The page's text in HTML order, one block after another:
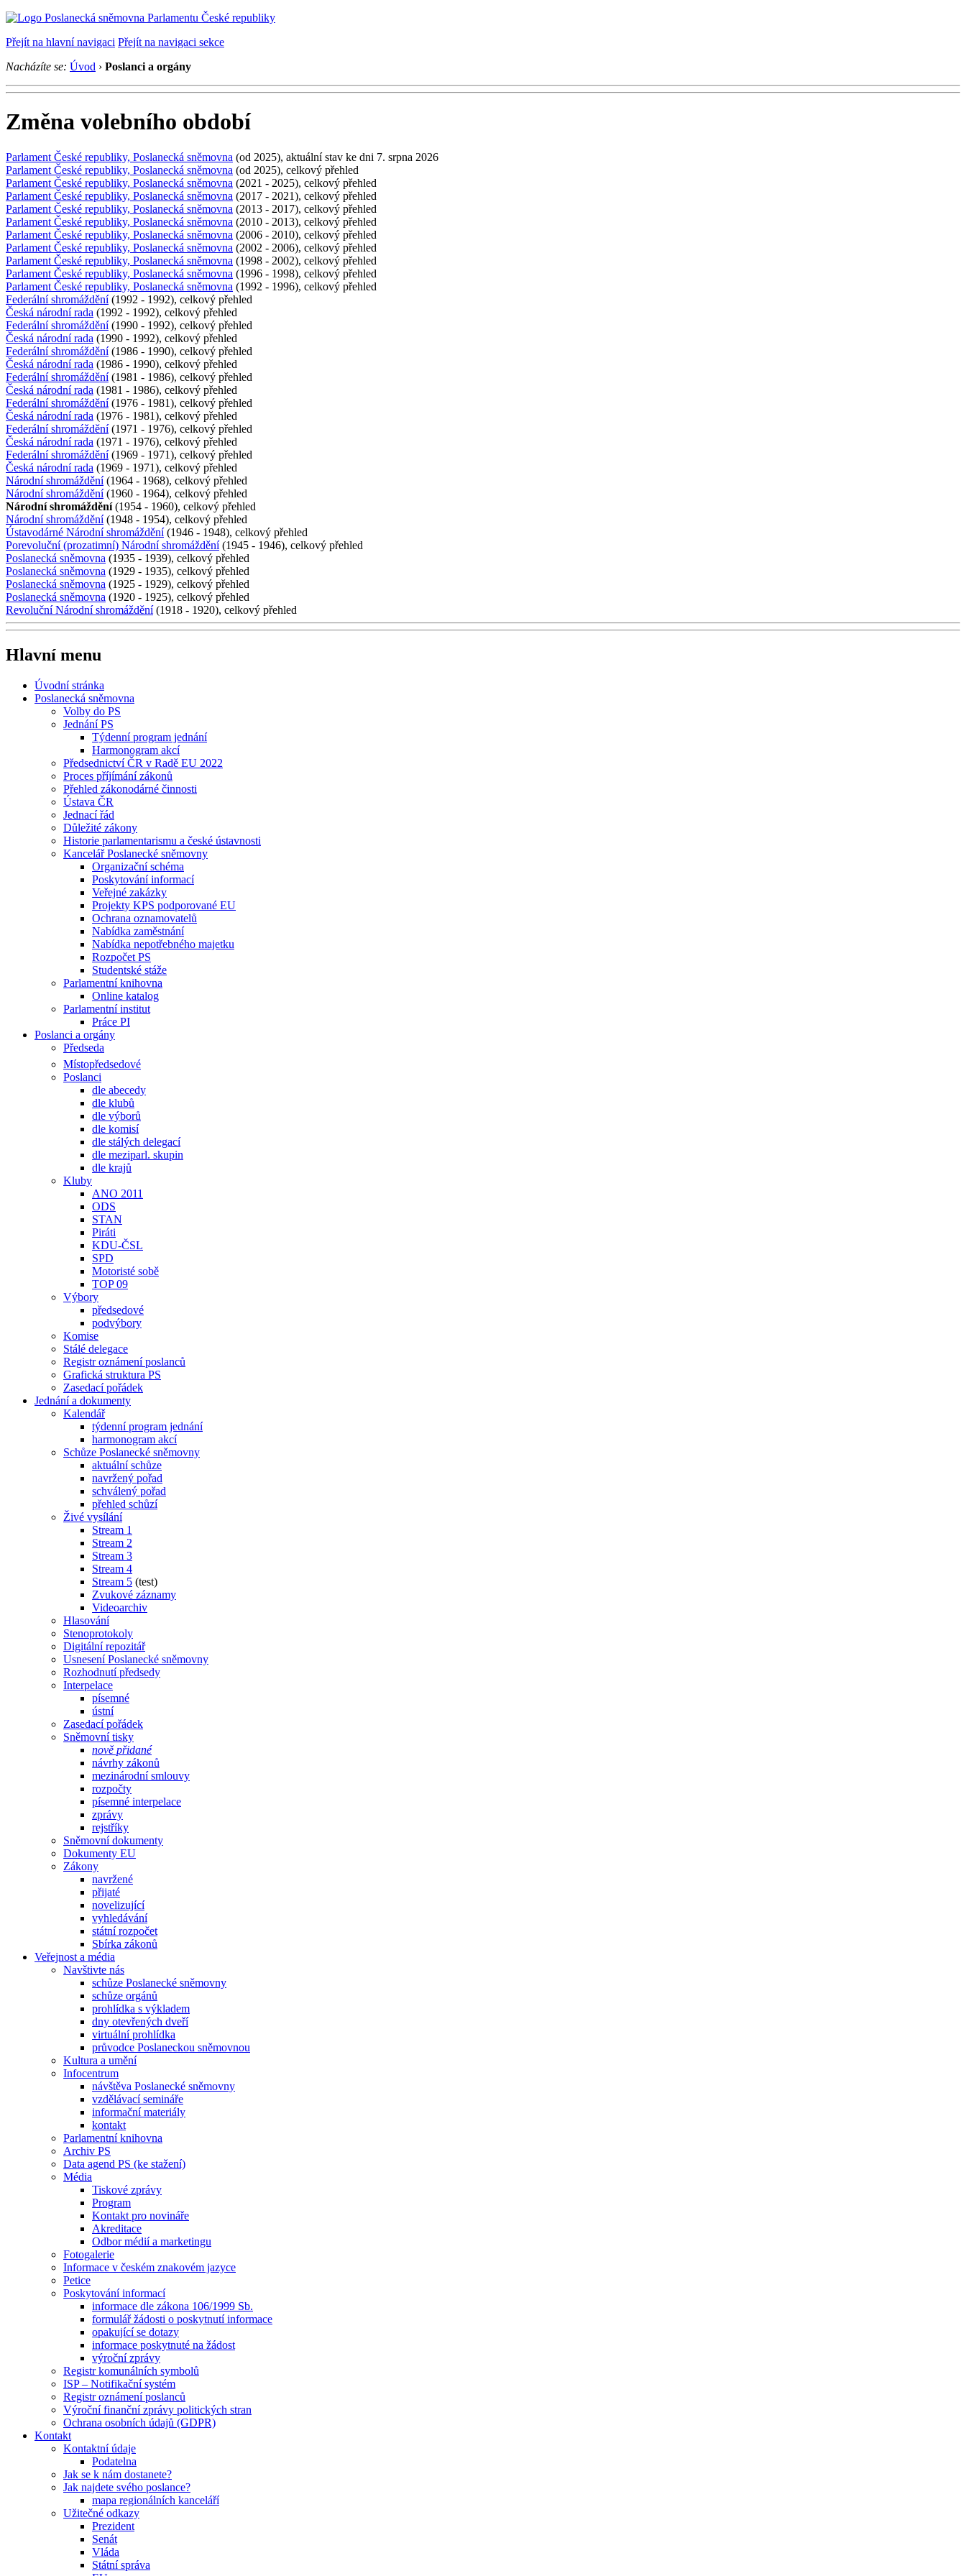
Přejít na hlavní navigaci Přejít na navigaci sekce
Nacházíte se: Úvod › Poslanci a orgány
Změna volebního období
Parlament České republiky, Poslanecká sněmovna (od 2025), aktuální stav ke dni 7. srpna 2026
Parlament České republiky, Poslanecká sněmovna (od 2025), celkový přehled
Parlament České republiky, Poslanecká sněmovna (2021 - 2025), celkový přehled
Parlament České republiky, Poslanecká sněmovna (2017 - 2021), celkový přehled
Parlament České republiky, Poslanecká sněmovna (2013 - 2017), celkový přehled
Parlament České republiky, Poslanecká sněmovna (2010 - 2013), celkový přehled
Parlament České republiky, Poslanecká sněmovna (2006 - 2010), celkový přehled
Parlament České republiky, Poslanecká sněmovna (2002 - 2006), celkový přehled
Parlament České republiky, Poslanecká sněmovna (1998 - 2002), celkový přehled
Parlament České republiky, Poslanecká sněmovna (1996 - 1998), celkový přehled
Parlament České republiky, Poslanecká sněmovna (1992 - 1996), celkový přehled
Federální shromáždění(1992 - 1992), celkový přehled
Česká národní rada (1992 - 1992), celkový přehled
Federální shromáždění(1990 - 1992), celkový přehled
Česká národní rada (1990 - 1992), celkový přehled
Federální shromáždění(1986 - 1990), celkový přehled
Česká národní rada (1986 - 1990), celkový přehled
Federální shromáždění(1981 - 1986), celkový přehled
Česká národní rada (1981 - 1986), celkový přehled
Federální shromáždění(1976 - 1981), celkový přehled
Česká národní rada (1976 - 1981), celkový přehled
Federální shromáždění(1971 - 1976), celkový přehled
Česká národní rada (1971 - 1976), celkový přehled
Federální shromáždění(1969 - 1971), celkový přehled
Česká národní rada (1969 - 1971), celkový přehled
Národní shromáždění(1964 - 1968), celkový přehled
Národní shromáždění(1960 - 1964), celkový přehled
Národní shromáždění(1954 - 1960), celkový přehled
Národní shromáždění(1948 - 1954), celkový přehled
Ústavodárné Národní shromáždění(1946 - 1948), celkový přehled
Porevoluční (prozatimní) Národní shromáždění(1945 - 1946), celkový přehled
Poslanecká sněmovna (1935 - 1939), celkový přehled
Poslanecká sněmovna (1929 - 1935), celkový přehled
Poslanecká sněmovna (1925 - 1929), celkový přehled
Poslanecká sněmovna (1920 - 1925), celkový přehled
Revoluční Národní shromáždění(1918 - 1920), celkový přehled
Hlavní menu
Úvodní stránka
Poslanecká sněmovna
Volby do PS
Jednání PS
Týdenní program jednání
Harmonogram akcí
Předsednictví ČR v Radě EU 2022
Proces příjímání zákonů
Přehled zákonodárné činnosti
Ústava ČR
Jednací řád
Důležité zákony
Historie parlamentarismu a české ústavnosti
Kancelář Poslanecké sněmovny
Organizační schéma
Poskytování informací
Veřejné zakázky
Projekty KPS podporované EU
Ochrana oznamovatelů
Nabídka zaměstnání
Nabídka nepotřebného majetku
Rozpočet PS
Studentské stáže
Parlamentní knihovna
Online katalog
Parlamentní institut
Práce PI
Poslanci a orgány
Předseda
Místopředsedové
Poslanci
dle abecedy
dle klubů
dle výborů
dle komisí
dle stálých delegací
dle meziparl. skupin
dle krajů
Kluby
ANO 2011
ODS
STAN
Piráti
KDU-ČSL
SPD
Motoristé sobě
TOP 09
Výbory
předsedové
podvýbory
Komise
Stálé delegace
Registr oznámení poslanců
Grafická struktura PS
Zasedací pořádek
Jednání a dokumenty
Kalendář
týdenní program jednání
harmonogram akcí
Schůze Poslanecké sněmovny
aktuální schůze
navržený pořad
schválený pořad
přehled schůzí
Živé vysílání
Stream 1
Stream 2
Stream 3
Stream 4
Stream 5 (test)
Zvukové záznamy
Videoarchiv
Hlasování
Stenoprotokoly
Digitální repozitář
Usnesení Poslanecké sněmovny
Rozhodnutí předsedy
Interpelace
písemné
ústní
Zasedací pořádek
Sněmovní tisky
nově přidané
návrhy zákonů
mezinárodní smlouvy
rozpočty
písemné interpelace
zprávy
rejstříky
Sněmovní dokumenty
Dokumenty EU
Zákony
navržené
přijaté
novelizující
vyhledávání
státní rozpočet
Sbírka zákonů
Veřejnost a média
Navštivte nás
schůze Poslanecké sněmovny
schůze orgánů
prohlídka s výkladem
dny otevřených dveří
virtuální prohlídka
průvodce Poslaneckou sněmovnou
Kultura a umění
Infocentrum
návštěva Poslanecké sněmovny
vzdělávací semináře
informační materiály
kontakt
Parlamentní knihovna
Archiv PS
Data agend PS (ke stažení)
Média
Tiskové zprávy
Program
Kontakt pro novináře
Akreditace
Odbor médií a marketingu
Fotogalerie
Informace v českém znakovém jazyce
Petice
Poskytování informací
informace dle zákona 106/1999 Sb.
formulář žádosti o poskytnutí informace
opakující se dotazy
informace poskytnuté na žádost
výroční zprávy
Registr komunálních symbolů
ISP – Notifikační systém
Registr oznámení poslanců
Výroční finanční zprávy politických stran
Ochrana osobních údajů (GDPR)
Kontakt
Kontaktní údaje
Podatelna
Jak se k nám dostanete?
Jak najdete svého poslance?
mapa regionálních kanceláří
Užitečné odkazy
Prezident
Senát
Vláda
Státní správa